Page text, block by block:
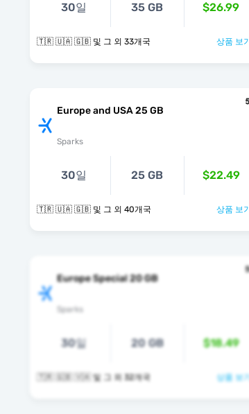
30일 35 GB $26.99
🇹🇷 🇺🇦 🇬🇧 및 그 외 33개국 상품 보
Europe and USA 25 GB
Sparks
30일 25 GB $22.49
🇹🇷 🇺🇦 🇬🇧 및 그 외 40개국 상품 보
Europe Special 20 GB
Sparks
30일 20 GB $18.49
🇹🇷 🇬🇧 🇻🇦 및 그 외 32개국 상품 보